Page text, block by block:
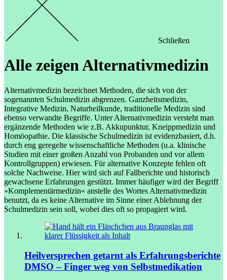
Schließen
Alle zeigenAlternativmedizin
Alternativmedizin bezeichnet Methoden, die sich von der
sogenannten Schulmedizin abgrenzen. Ganzheitsmedizin,
Integrative Medizin, Naturheilkunde, traditionelle Medizin sind
ebenso verwandte Begriffe. Unter Alternativmedizin versteht man
ergänzende Methoden wie z.B. Akkupunktur, Kneippmedizin und
Homöopathie. Die klassische Schulmedizin ist evidenzbasiert, d.h.
durch eng geregelte wissenschaftliche Methoden (u.a. klinische
Studien mit einer großen Anzahl von Probanden und vor allem
Kontrollgruppen) erwiesen. Für alternative Konzepte fehlen oft
solche Nachweise. Hier wird sich auf Fallberichte und historisch
gewachsene Erfahrungen gestützt. Immer häufiger wird der Begriff
»Komplementärmedizin« anstelle des Wortes Alternativmedizin
benutzt, da es keine Alternative im Sinne einer Ablehnung der
Schulmedizin sein soll, wobei dies oft so propagiert wird.
Heilversprechen getarnt als Erfahrungsberichte
DMSO – Finger weg von Selbstmedikation